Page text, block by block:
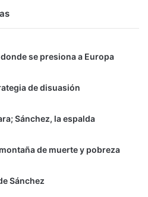
se presiona a Europa
de disuasión
Sánchez, la espalda
de muerte y pobreza
Sánchez